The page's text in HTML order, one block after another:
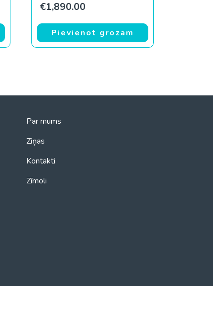
€1,890.00
Pievienot grozam
Par mums
Ziņas
Kontakti
Zīmoli